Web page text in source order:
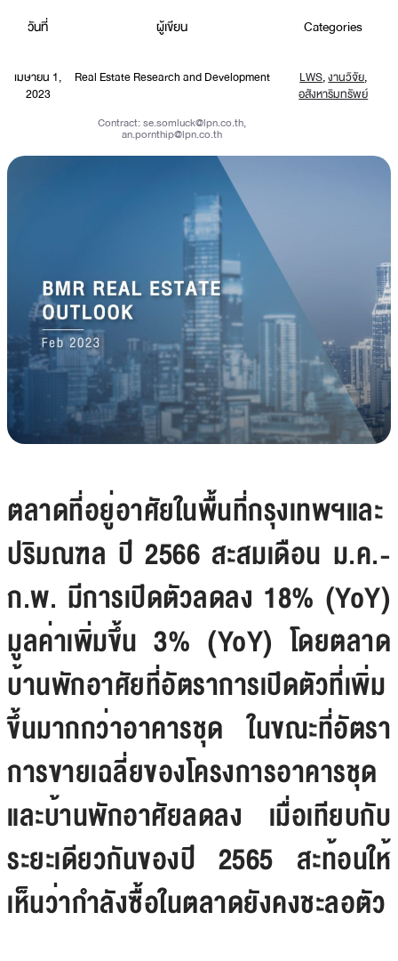
วันที่
เมษายน 1,
2023
ผู้เขียน
Real Estate Research and Development
Contract:se.somluck@lpn.co.th,
an.pornthip@lpn.co.th
Categories
LWS,งานวิจัย,
อสังหาริมทรัพย์
ตลาดที่อยู่อาศัยในพื้นที่กรุงเทพฯและ
ปริมณฑล ปี 2566 สะสมเดือน ม.ค.-
ก.พ. มีการเปิดตัวลดลง 18% (YoY)
มูลค่าเพิ่มขึ้น 3% (YoY) โดยตลาด
บ้านพักอาศัยที่อัตราการเปิดตัวที่เพิ่ม
ขึ้นมากกว่าอาคารชุด ในขณะที่อัตรา
การขายเฉลี่ยของโครงการอาคารชุด
และบ้านพักอาศัยลดลง เมื่อเทียบกับ
ระยะเดียวกันของปี 2565 สะท้อนให้
เห็นว่ากำลังซื้อในตลาดยังคงชะลอตัว